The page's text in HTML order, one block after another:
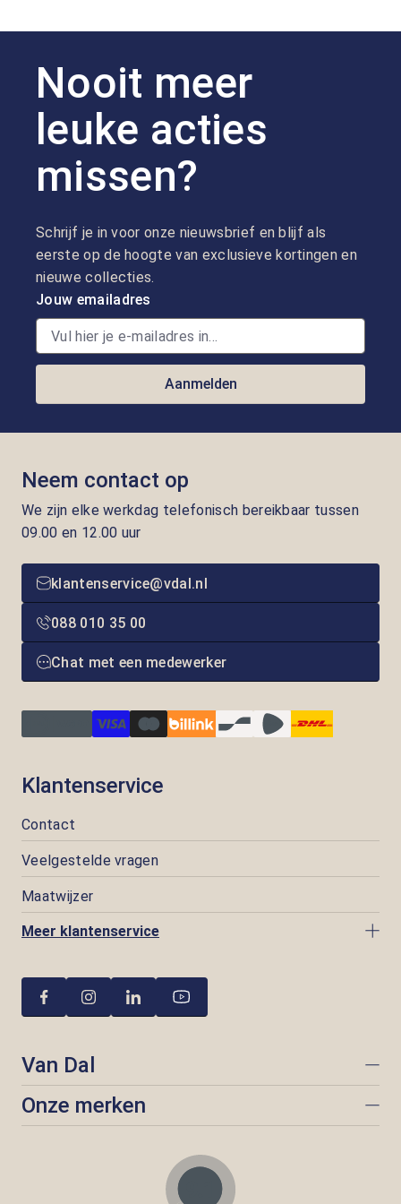
Nooit meer
leuke acties
missen?
Schrijf je in voor onze nieuwsbrief en blijf als
eerste op de hoogte van exclusieve kortingen en
nieuwe collecties.
Jouw emailadres
Aanmelden
Neem contact op
We zijn elke werkdag telefonisch bereikbaar tussen
09.00 en 12.00 uur
klantenservice@vdal.nl
088 010 35 00
Chat met een medewerker
Klantenservice
Contact
Veelgestelde vragen
Maatwijzer
Meer klantenservice
Van Dal
Onze merken